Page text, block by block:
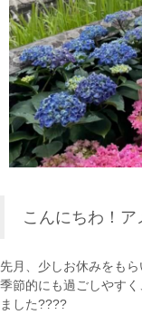
こんにちわ！ア
先月、少しお休みをも
季節的にも過ごしやす
ました????